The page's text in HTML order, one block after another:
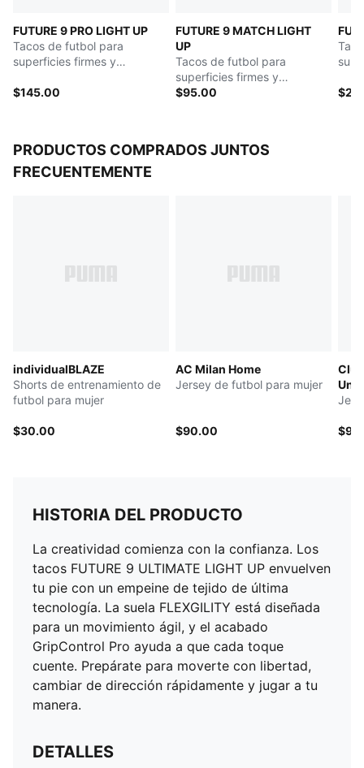
importar las condiciones de la cancha
Suela exterior FLEXGILITY diseñada para un
movimiento ágil de 360 grados
Diseñados para mujeres, con medidas como el
FUTURE 9 PRO LIGHT UP
Tacos de futbol para
superficies firmes y
$145.00
FUTURE 9 MATCH LIGHT
UP
Tacos de futbol para
superficies firmes y
artificiales para mujer
$95.00
PRODUCTOS COMPRADOS JUNTOS
FRECUENTEMENTE
individualBLAZE
Shorts de entrenamiento de
futbol para mujer
$30.00
AC Milan Home
Jersey de futbol para mujer
$90.00
HISTORIA DEL PRODUCTO
La creatividad comienza con la confianza. Los
tacos FUTURE 9 ULTIMATE LIGHT UP envuelven
tu pie con un empeine de tejido de última
tecnología. La suela FLEXGILITY está diseñada
para un movimiento ágil, y el acabado
GripControl Pro ayuda a que cada toque
cuente. Prepárate para moverte con libertad,
cambiar de dirección rápidamente y jugar a tu
manera.
DETALLES